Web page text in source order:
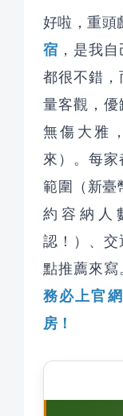
好啦，重頭
宿 ，是我
都很不錯
量客觀，
無傷大雅
來）。每
範圍（新臺
約容納人
認！）、
點推薦來寫
務必上官
房！